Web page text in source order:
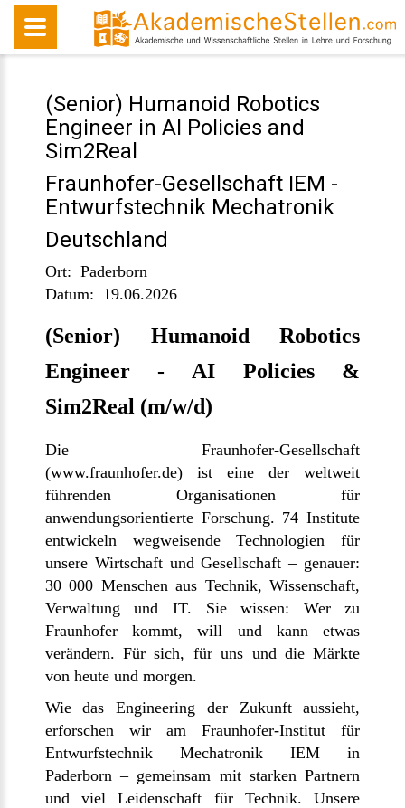
(Senior) Humanoid Robotics
Engineer in AI Policies and
Sim2Real
Fraunhofer-Gesellschaft IEM -
Entwurfstechnik Mechatronik
Deutschland
Ort: Paderborn
Datum: 19.06.2026
(Senior) Humanoid Robotics
Engineer - AI Policies &
Sim2Real (m/w/d)
Die Fraunhofer-Gesellschaft
(www.fraunhofer.de) ist eine der weltweit
führenden Organisationen für
anwendungsorientierte Forschung. 74 Institute
entwickeln wegweisende Technologien für
unsere Wirtschaft und Gesellschaft – genauer:
30 000 Menschen aus Technik, Wissenschaft,
Verwaltung und IT. Sie wissen: Wer zu
Fraunhofer kommt, will und kann etwas
verändern. Für sich, für uns und die Märkte
von heute und morgen.
Wie das Engineering der Zukunft aussieht,
erforschen wir am Fraunhofer-Institut für
Entwurfstechnik Mechatronik IEM in
Paderborn – gemeinsam mit starken Partnern
und viel Leidenschaft für Technik. Unsere